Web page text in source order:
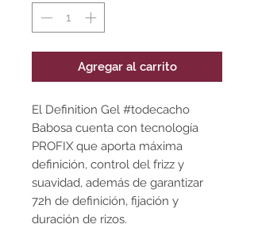
Agregar al carrito
El Definition Gel #todecacho
Babosa cuenta con tecnología
PROFIX que aporta máxima
definición, control del frizz y
suavidad, además de garantizar
72h de definición, fijación y
duración de rizos.